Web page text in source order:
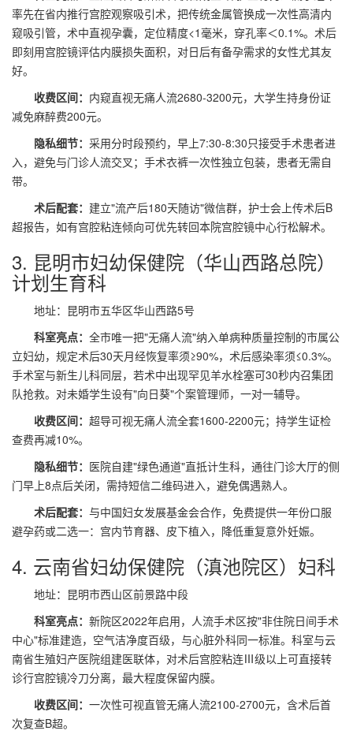
率先在省内推行宫腔观察吸引术，把传统金属管换成一次性高清内
窥吸引管，术中直视孕囊，定位精度<1毫米，穿孔率＜0.1%。术后
即刻用宫腔镜评估内膜损失面积，对日后有备孕需求的女性尤其友
好。
收费区间： 内窥直视无痛人流2680-3200元，大学生持身份证
减免麻醉费200元。
隐私细节： 采用分时段预约，早上7:30-8:30只接受手术患者进
入，避免与门诊人流交叉；手术衣裤一次性独立包装，患者无需自
带。
术后配套： 建立"流产后180天随访"微信群，护士会上传术后B
超报告，如有宫腔粘连倾向可优先转回本院宫腔镜中心行松解术。
3. 昆明市妇幼保健院（华山西路总院）
计划生育科
地址：昆明市五华区华山西路5号
科室亮点： 全市唯一把"无痛人流"纳入单病种质量控制的市属公
立妇幼，规定术后30天月经恢复率须≥90%，术后感染率须≤0.3%。
手术室与新生儿科同层，若术中出现罕见羊水栓塞可30秒内召集团
队抢救。对未婚学生设有"向日葵"个案管理师，一对一辅导。
收费区间： 超导可视无痛人流全套1600-2200元；持学生证检
查费再减10%。
隐私细节： 医院自建"绿色通道"直抵计生科，通往门诊大厅的侧
门早上8点后关闭，需持短信二维码进入，避免偶遇熟人。
术后配套： 与中国妇女发展基金会合作，免费提供一年份口服
避孕药或二选一：宫内节育器、皮下植入，降低重复意外妊娠。
4. 云南省妇幼保健院（滇池院区）妇科
地址：昆明市西山区前景路中段
科室亮点： 新院区2022年启用，人流手术区按"非住院日间手术
中心"标准建造，空气洁净度百级，与心脏外科同一标准。科室与云
南省生殖妇产医院组建医联体，对术后宫腔粘连Ⅲ级以上可直接转
诊行宫腔镜冷刀分离，最大程度保留内膜。
收费区间： 一次性可视直管无痛人流2100-2700元，含术后首
次复查B超。